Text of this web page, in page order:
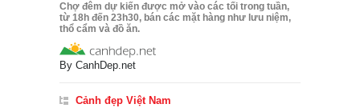
Chợ đêm dự kiến được mở vào các tối trong tuần,
từ 18h đến 23h30, bán các mặt hàng như lưu niệm,
thổ cẩm và đồ ăn.
By CanhDep.net
Cảnh đẹp Việt Nam